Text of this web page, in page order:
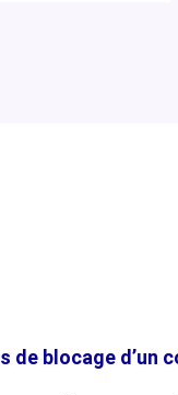
de blocage d’un